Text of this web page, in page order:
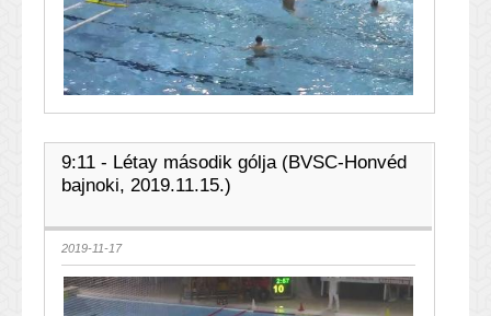
9:11 - Létay második gólja (BVSC-Honvéd
bajnoki, 2019.11.15.)
2019-11-17